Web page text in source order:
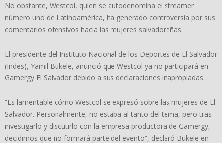
No obstante, Westcol, quien se autodenomina el streamer
número uno de Latinoamérica, ha generado controversia por sus
comentarios ofensivos hacia las mujeres salvadoreñas.
El presidente del Instituto Nacional de los Deportes de El Salvador
(Indes), Yamil Bukele, anunció que Westcol ya no participará en
Gamergy El Salvador debido a sus declaraciones inapropiadas.
“Es lamentable cómo Westcol se expresó sobre las mujeres de El
Salvador. Personalmente, no estaba al tanto del tema, pero tras
investigarlo y discutirlo con la empresa productora de Gamergy,
decidimos que no formará parte del evento”, declaró Bukele en